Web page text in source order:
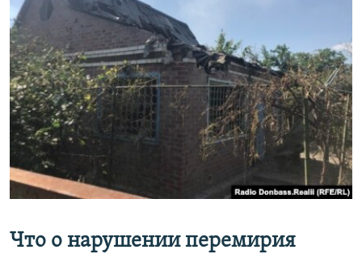
Что о нарушении перемирия